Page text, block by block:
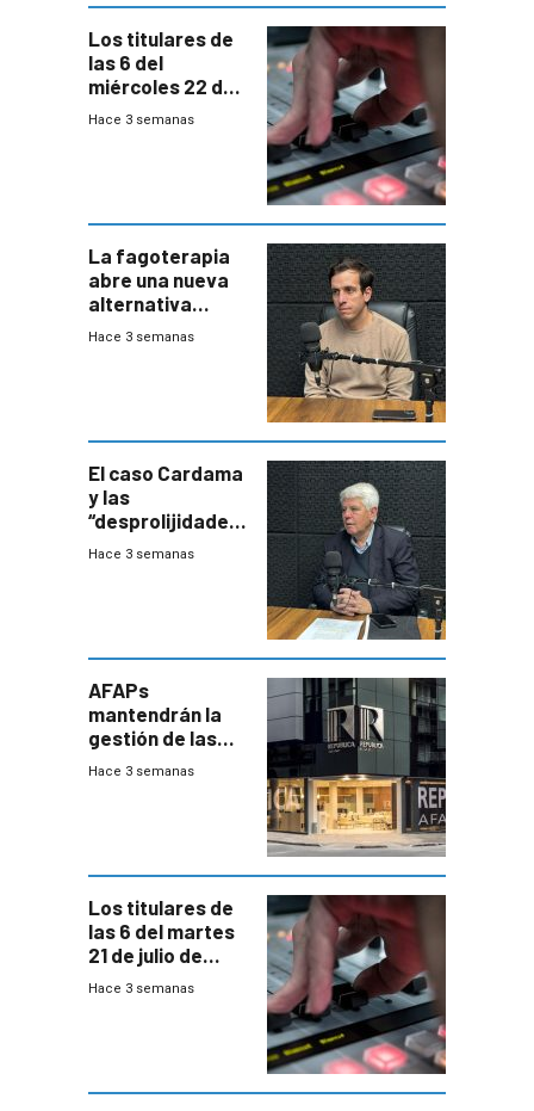
Los titulares de
las 6 del
miércoles 22 de
julio de 2026
Hace 3 semanas
La fagoterapia
abre una nueva
alternativa
contra bacterias
innovadora
Hace 3 semanas
El caso Cardama
y las
“desprolijidades”
que la
Hace 3 semanas
AFAPs
mantendrán la
gestión de las
cuentas
Hace 3 semanas
Los titulares de
las 6 del martes
21 de julio de
2026
Hace 3 semanas